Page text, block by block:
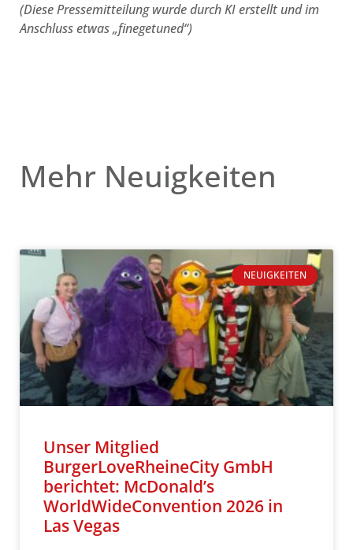
(Diese Pressemitteilung wurde durch KI erstellt und im
Anschluss etwas „finegetuned“)
Mehr Neuigkeiten
NEUIGKEITEN
Unser Mitglied
BurgerLoveRheineCity GmbH
berichtet: McDonald’s
WorldWideConvention 2026 in
Las Vegas